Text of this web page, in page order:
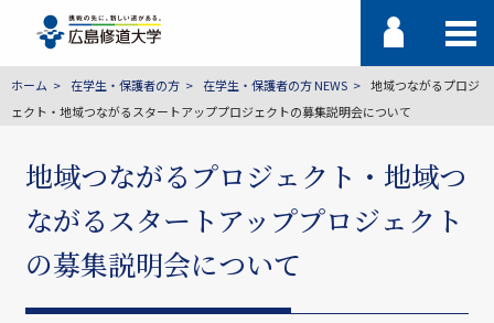
ホーム 在学生・保護者の方 在学生・保護者の方 NEWS
地域つながるプロジ
ェクト・地域つながるスタートアッププロジェクトの募集説明会について
地域つながるプロジェクト・地域つ
ながるスタートアッププロジェクト
の募集説明会について